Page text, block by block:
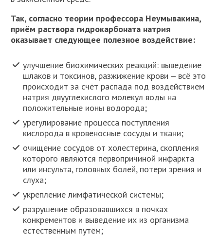
Так, согласно теории профессора Неумывакина,
приём раствора гидрокарбоната натрия
оказывает следующее полезное воздействие:
улучшение биохимических реакций: выведение
шлаков и токсинов, разжижение крови ‒ всё это
происходит за счёт распада под воздействием
натрия двууглекислого молекул воды на
положительные ионы водорода;
урегулирование процесса поступления
кислорода в кровеносные сосуды и ткани;
очищение сосудов от холестерина, скопления
которого являются первопричиной инфаркта
или инсульта, головных болей, потери зрения и
слуха;
укрепление лимфатической системы;
разрушение образовавшихся в почках
конкрементов и выведение их из организма
естественным путём;